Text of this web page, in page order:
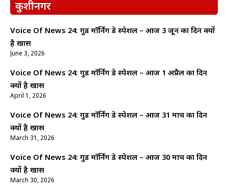
कुशीनगर
Voice Of News 24: गुड माॅर्निंग डे स्पेशल – आज 3 जून का दिन क्यों
है खास
June 3, 2026
Voice Of News 24: गुड माॅर्निंग डे स्पेशल – आज 1 अप्रैल का दिन
क्यों है खास
April 1, 2026
Voice Of News 24: गुड माॅर्निंग डे स्पेशल – आज 31 मार्च का दिन
क्यों है खास
March 31, 2026
Voice Of News 24: गुड माॅर्निंग डे स्पेशल – आज 30 मार्च का दिन
क्यों है खास
March 30, 2026